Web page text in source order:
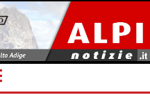
Navigation